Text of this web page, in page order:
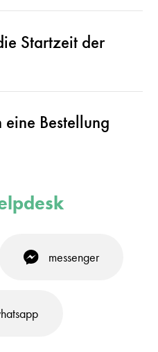
Startzeit der
Bestellung
messenger